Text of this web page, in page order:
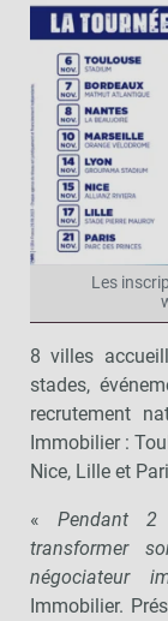
Les
8 villes
stades,
recrutement
Immobilier :
Nice, Lille et
«Pendant 2
transformer
négociateur
Immobilier.